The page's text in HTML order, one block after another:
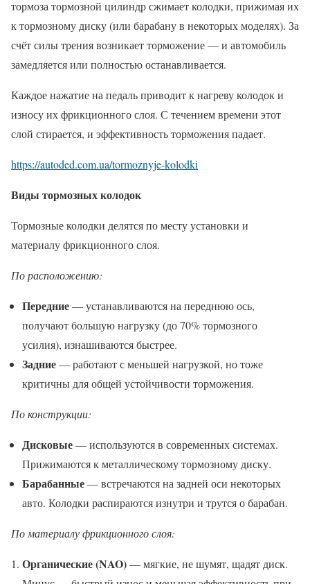
тормоза тормозной цилиндр сжимает колодки, прижимая их
к тормозному диску (или барабану в некоторых моделях). За
счёт силы трения возникает торможение — и автомобиль
замедляется или полностью останавливается.
Каждое нажатие на педаль приводит к нагреву колодок и
износу их фрикционного слоя. С течением времени этот
слой стирается, и эффективность торможения падает.
https://autoded.com.ua/tormoznyje-kolodki
Виды тормозных колодок
Тормозные колодки делятся по месту установки и
материалу фрикционного слоя.
По расположению:
Передние— устанавливаются на переднюю ось,
получают большую нагрузку (до 70% тормозного
усилия), изнашиваются быстрее.
Задние— работают с меньшей нагрузкой, но тоже
критичны для общей устойчивости торможения.
По конструкции:
Дисковые— используются в современных системах.
Прижимаются к металлическому тормозному диску.
Барабанные— встречаются на задней оси некоторых
авто. Колодки распираются изнутри и трутся о барабан.
По материалу фрикционного слоя:
Органические (NAO)— мягкие, не шумят, щадят диск.